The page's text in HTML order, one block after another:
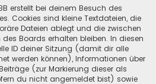
erstellt bei deinem Besuch des
Cookies sind kleine Textdateien, die
Dateien ablegt und die zwischen
des Boards erhalten bleiben. In diesen
ID deiner Sitzung (damit dir alle
werden können), Informationen über
(zur Markierung dieser als
du nicht angemeldet bist) sowie